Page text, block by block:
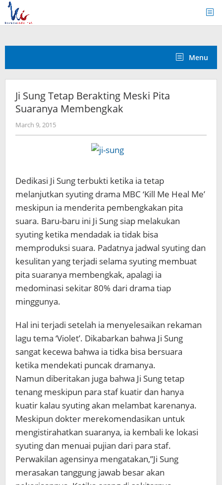
Skip
content
Menu
Ji Sung Tetap Berakting Meski Pita
Suaranya Membengkak
March 9, 2015by
Koreanindo
Dedikasi Ji Sung terbukti ketika ia tetap
melanjutkan syuting drama MBC ‘Kill Me Heal Me’
meskipun ia menderita pembengkakan pita
suara. Baru-baru ini Ji Sung siap melakukan
syuting ketika mendadak ia tidak bisa
memproduksi suara. Padatnya jadwal syuting dan
kesulitan yang terjadi selama syuting membuat
pita suaranya membengkak, apalagi ia
medominasi sekitar 80% dari drama tiap
minggunya.
Hal ini terjadi setelah ia menyelesaikan rekaman
lagu tema ‘Violet’. Dikabarkan bahwa Ji Sung
sangat kecewa bahwa ia tidka bisa bersuara
ketika mendekati puncak dramanya.
Namun diberitakan juga bahwa Ji Sung tetap
tenang meskipun para staf kuatir dan hanya
kuatir kalau syuting akan melambat karenanya.
Meskipun dokter merekomendasikan untuk
mengistirahatkan suaranya, ia kembali ke lokasi
syuting dan menuai pujian dari para staf.
Perwakilan agensinya mengatakan,”Ji Sung
merasakan tanggung jawab besar akan